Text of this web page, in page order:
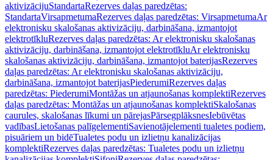
aktivizācijuStandartaRezerves daļas paredzētas:
StandartaVirsapmetumaRezerves daļas paredzētas: VirsapmetumaAr
elektronisku skalošanas aktivizāciju, darbināšana, izmantojot
elektrotīkluRezerves daļas paredzētas: Ar elektronisku skalošanas
aktivizāciju, darbināšana, izmantojot elektrotīkluAr elektronisku
skalošanas aktivizāciju, darbināšana, izmantojot baterijasRezerves
daļas paredzētas: Ar elektronisku skalošanas aktivizāciju,
darbināšana, izmantojot baterijasPiederumiRezerves daļas
paredzētas: PiederumiMontāžas un atjaunošanas komplektiRezerves
daļas paredzētas: Montāžas un atjaunošanas komplektiSkalošanas
caurules, skalošanas līkumi un pārejasPārsegplāksnesIebūvētas
vadībasLietošanas palīgelementiSavienotājelementi tualetes podiem,
pisuāriem un bidēTualetes podu un izlietņu kanalizācijas
komplektiRezerves daļas paredzētas: Tualetes podu un izlietņu